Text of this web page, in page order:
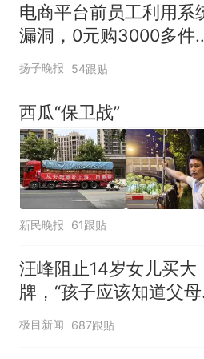
电商平台前员工利用系
漏洞，0元购3000多件
电！
扬子晚报 54跟贴
西瓜“保卫战”
新民晚报 61跟贴
汪峰阻止14岁女儿买大
牌，“孩子应该知道父母
不易”，称自己买衣服
极目新闻 687跟贴